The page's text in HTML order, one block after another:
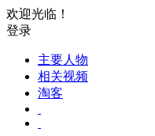
欢迎光临！
登录
主要人物
相关视频
淘客